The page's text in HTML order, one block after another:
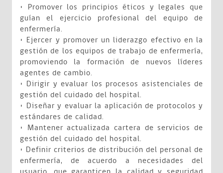
• Promover los principios éticos y legales que
guían el ejercicio profesional del equipo de
enfermería.
• Ejercer y promover un liderazgo efectivo en la
gestión de los equipos de trabajo de enfermería,
promoviendo la formación de nuevos líderes
agentes de cambio.
• Dirigir y evaluar los procesos asistenciales de
gestión del cuidado del hospital.
• Diseñar y evaluar la aplicación de protocolos y
estándares de calidad.
• Mantener actualizada cartera de servicios de
gestión del cuidado del hospital.
• Definir criterios de distribución del personal de
enfermería, de acuerdo a necesidades del